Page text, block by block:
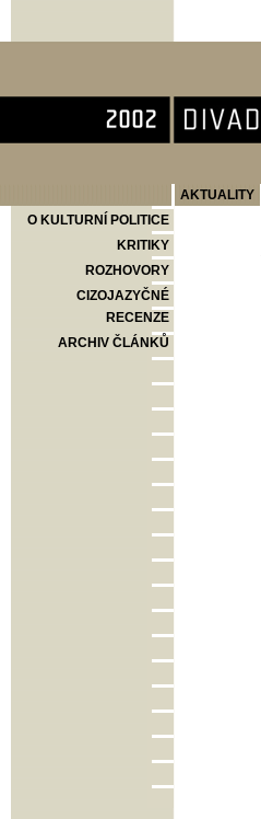
AKTUALITY
O KULTURNÍ POLITICE
KRITIKY
ROZHOVORY
CIZOJAZYČNÉ
RECENZE
ARCHIV ČLÁNKŮ